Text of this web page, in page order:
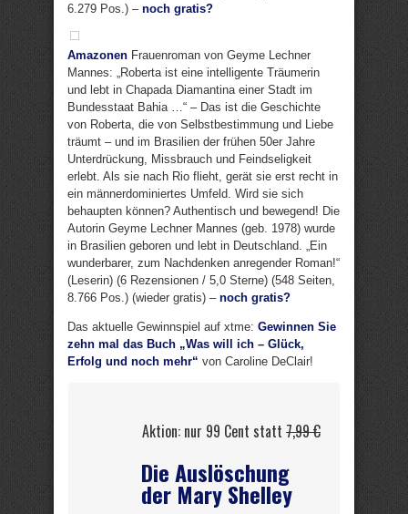
6.279 Pos.) – noch gratis?
Amazonen Frauenroman von Geyme Lechner
Mannes: „Roberta ist eine intelligente Träumerin
und lebt in Chapada Diamantina einer Stadt im
Bundesstaat Bahia …“ – Das ist die Geschichte
von Roberta, die von Selbstbestimmung und Liebe
träumt – und im Brasilien der frühen 50er Jahre
Unterdrückung, Missbrauch und Feindseligkeit
erlebt. Als sie nach Rio flieht, gerät sie erst recht in
ein männerdominiertes Umfeld. Wird sie sich
behaupten können? Authentisch und bewegend! Die
Autorin Geyme Lechner Mannes (geb. 1978) wurde
in Brasilien geboren und lebt in Deutschland. „Ein
wunderbarer, zum Nachdenken anregender Roman!“
(Leserin) (6 Rezensionen / 5,0 Sterne) (548 Seiten,
8.766 Pos.) (wieder gratis) – noch gratis?
Das aktuelle Gewinnspiel auf xtme: Gewinnen Sie
zehn mal das Buch „Was will ich – Glück,
Erfolg und noch mehr“ von Caroline DeClair!
Aktion: nur 99 Cent statt 7,99 €
Die Auslöschung
der Mary Shelley